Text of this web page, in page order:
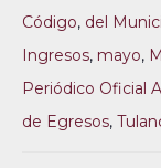
Código, del
Ingresos, mayo,
Periódico Oficial
de Egresos,